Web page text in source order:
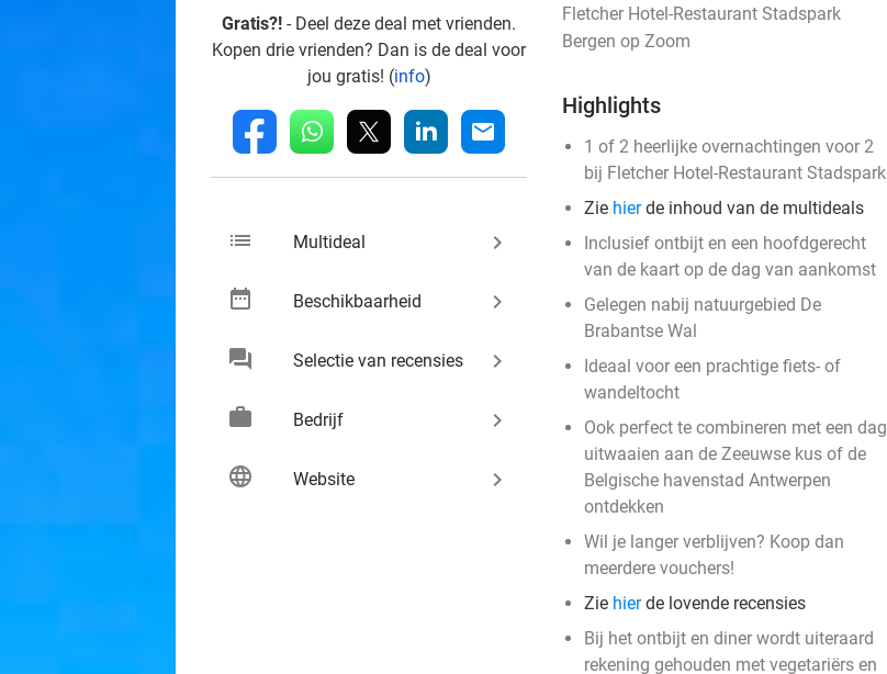
Gratis?! - Deel deze deal met vrienden.
Kopen drie vrienden? Dan is de deal voor
jou gratis! (info)
fb whatsapp linkedin mail
list Multideal keyboard_arrow_right
date_range Beschikbaarheid keyboard_arrow_right
chat Selectie van recensies keyboard_arrow_right
work Bedrijf keyboard_arrow_right
language Website keyboard_arrow_right
Fletcher Hotel-Restaurant Stadspark
Bergen op Zoom
Highlights
1 of 2 heerlijke overnachtingen voor 2
bij Fletcher Hotel-Restaurant Stadspark
Zie hierde inhoud van de multideals
Inclusief ontbijt en een hoofdgerecht
van de kaart op de dag van aankomst
Gelegen nabij natuurgebied De
Brabantse Wal
Ideaal voor een prachtige fiets- of
wandeltocht
Ook perfect te combineren met een dag
uitwaaien aan de Zeeuwse kus of de
Belgische havenstad Antwerpen
ontdekken
Wil je langer verblijven? Koop dan
meerdere vouchers!
Zie hierde lovende recensies
Bij het ontbijt en diner wordt uiteraard
rekening gehouden met vegetariërs en